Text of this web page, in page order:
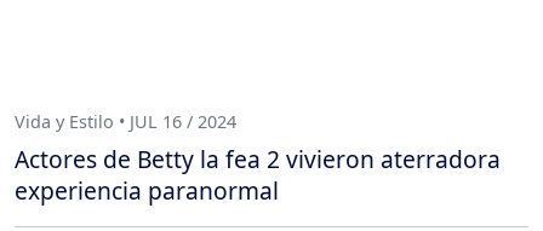
Vida y Estilo • JUL 16 / 2024
Actores de Betty la fea 2 vivieron aterradora
experiencia paranormal